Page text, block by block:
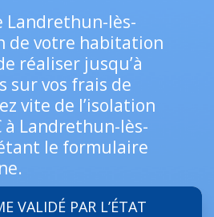
Landrethun-lès-
de votre habitation
réaliser jusqu’à
sur vos frais de
vite de l’isolation
à Landrethun-lès-
le formulaire
VALIDÉ PAR L’ÉTAT